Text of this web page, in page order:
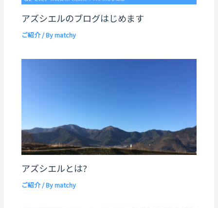
アズシエルのブログはじめます
ご紹介/ Bymatchy
アズシエルとは?
ご紹介/ Bymatchy